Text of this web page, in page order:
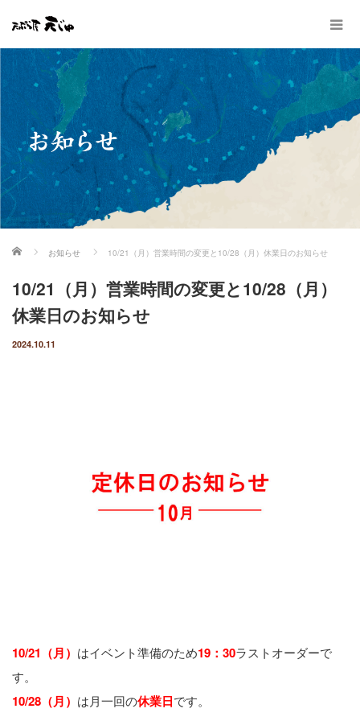
ホーム お知らせ 10/21（月）営業時間の変更と10/28（月）休業日のお知らせ
10/21（月）営業時間の変更と10/28（月）
休業日のお知らせ
2024.10.11
10/21（月） はイベント準備のため19：30ラストオーダーで
す。
10/28（月） は月一回の休業日です。